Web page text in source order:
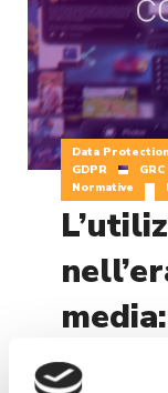
Data Protection
GDPR
GRC
Normative
e rischi